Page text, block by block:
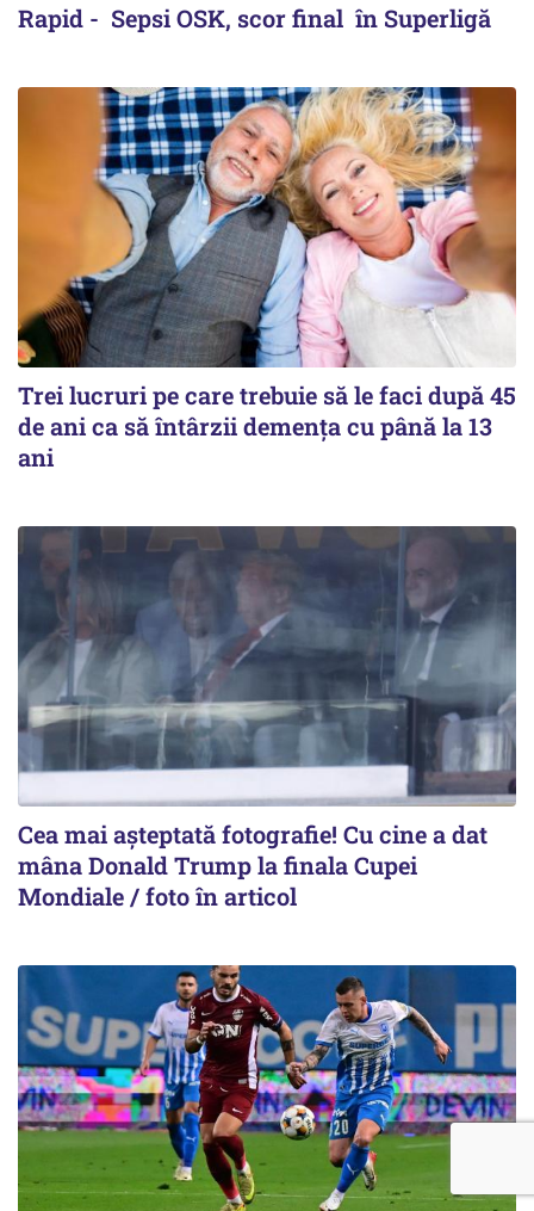
Rapid - Sepsi OSK, scor final în Superligă
Trei lucruri pe care trebuie să le faci după 45
de ani ca să întârzii demența cu până la 13
ani
Cea mai așteptată fotografie! Cu cine a dat
mâna Donald Trump la finala Cupei
Mondiale / foto în articol